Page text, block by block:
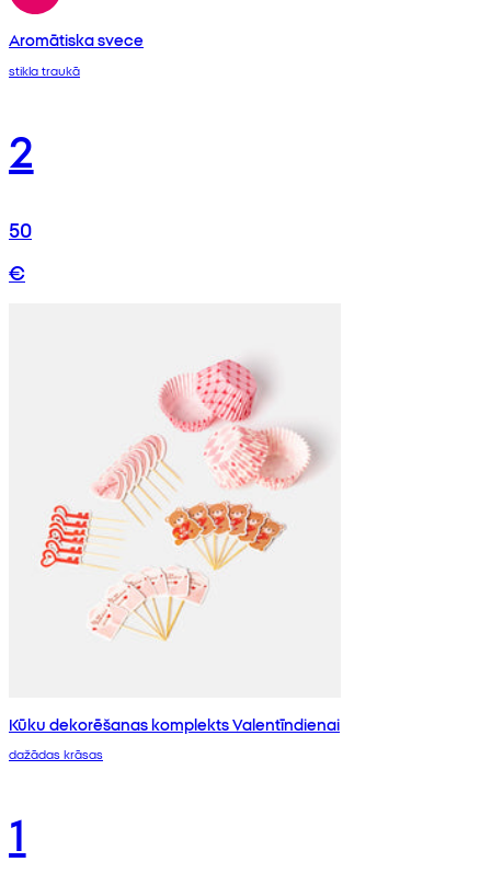
Aromātiska svece
stikla traukā
2
50
€
Kūku dekorēšanas komplekts Valentīndienai
dažādas krāsas
1